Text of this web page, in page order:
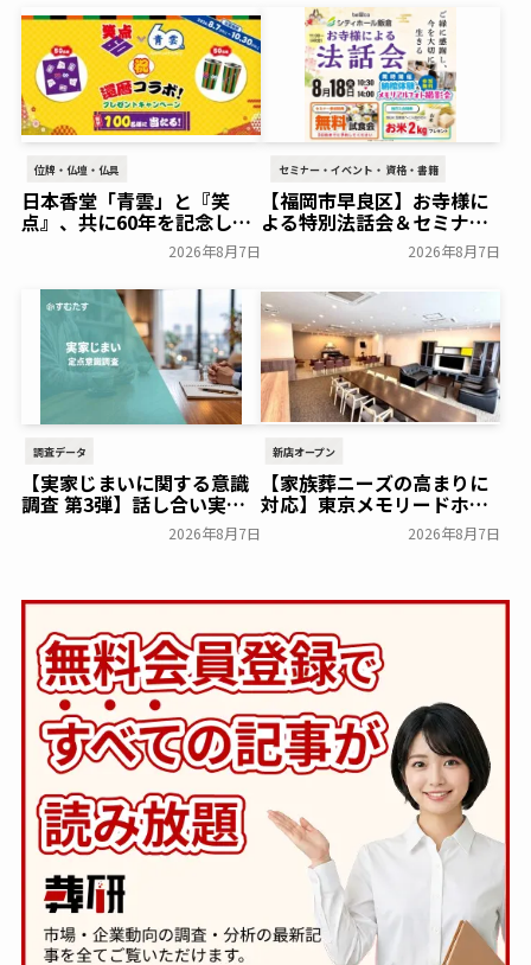
位牌・仏壇・仏具
日本香堂「青雲」と『笑
点』、共に60年を記念した
初コラボ！オリジナルグッ
ズのプレゼントキャンペー
ンを実施～日本香堂～
一般公開
2026年8月7日
セミナー・イベント・資格・書籍
【福岡市早良区】お寺様に
よる特別法話会＆セミナー
特典「無料試食会」を8月
18日(月)にシティホール飯
倉にて開催！～ベルコ～
一般公開
2026年8月7日
調査データ
【実家じまいに関する意識
調査 第3弾】話し合い実施
率は29.5％で前回から低
下。「大相続時代」でも家
2026年8月7日
新店オープン
【家族葬ニーズの高まりに
対応】東京メモリードホー
ルに貸切型家族葬空間『第
８ホール～Living～』オー
2026年8月7日